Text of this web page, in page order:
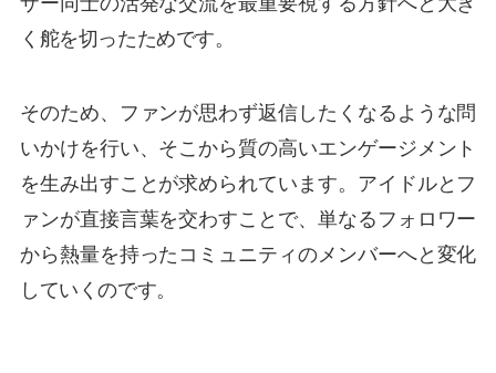
く舵を切ったためです。
そのため、ファンが思わず返信したくなるような問
いかけを行い、そこから質の高いエンゲージメント
を生み出すことが求められています。アイドルとフ
ァンが直接言葉を交わすことで、単なるフォロワー
から熱量を持ったコミュニティのメンバーへと変化
していくのです。